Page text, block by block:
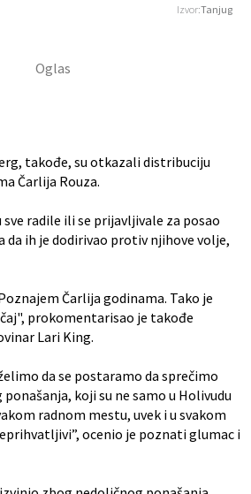
Izvor:Tanjug
takođe, su otkazali distribuciju
Čarlija Rouza.
sve radile ili se prijavljivale za posao
da ih je dodirivao protiv njihove volje,
Čarlija godinama. Tako je
prokomentarisao je takođe
Lari King.
da se postaramo da sprečimo
koji su ne samo u Holivudu
radnom mestu, uvek i u svakom
ocenio je poznati glumac i